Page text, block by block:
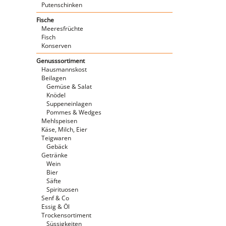
Putenschinken
Fische
Meeresfrüchte
Fisch
Konserven
Genusssortiment
Hausmannskost
Beilagen
Gemüse & Salat
Knödel
Suppeneinlagen
Pommes & Wedges
Mehlspeisen
Käse, Milch, Eier
Teigwaren
Gebäck
Getränke
Wein
Bier
Säfte
Spirituosen
Senf & Co
Essig & Öl
Trockensortiment
Süssigkeiten